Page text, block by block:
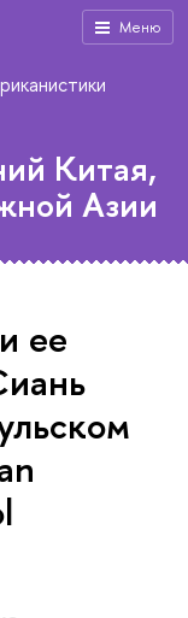
Меню
Китая,
Азии
ее